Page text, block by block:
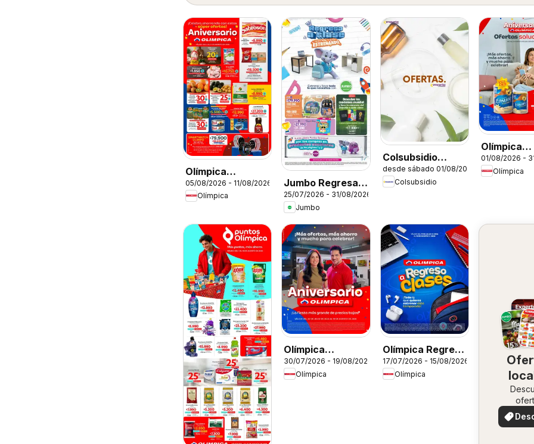
Olímpica
catálogo
Aniversario
05/08/2026 - 11/08/2026
Olímpica
Jumbo Regresa a
clase
25/07/2026 - 31/08/2026
Jumbo
Colsubsidio
catálogo
desde sábado 01/08/2026
Colsubsidio
Olímpica
catálogo
01/08/2026 -
Olímpica
Olímpica
Aniversario
Ofertas textil y
30/07/2026 - 19/08/2026
Olímpica
Olímpica Regreso
a clases
17/07/2026 - 15/08/2026
Olímpica